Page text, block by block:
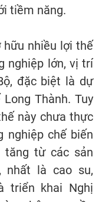
tiềm năng.
hữu nhiều lợi thế
nghiệp lớn, vị trí
đặc biệt là dự
Thành. Tuy
này chưa thực
nghiệp chế biến
tăng từ các sản
nhất là cao su,
triển khai Nghị